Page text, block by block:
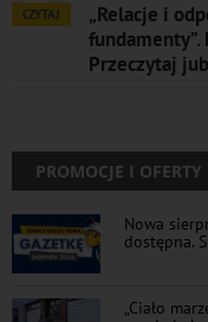
CZYTAJ
„Relacje i
fundamenty”.
Przeczytaj
PROMOCJE I OFERTY
Nowa
dostępna.
„Ciało